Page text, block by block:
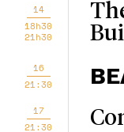
14
18h30
21h30
16
21:30
17
21:30